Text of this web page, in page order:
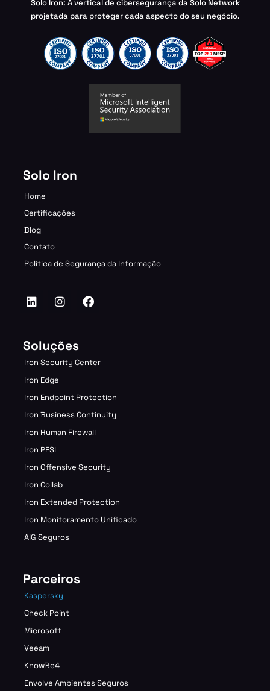
Solo Iron: A vertical de cibersegurança da Solo Network
projetada para proteger cada aspecto do seu negócio.
Solo Iron
Home
Certificações
Blog
Contato
Política de Segurança da Informação
Soluções
Iron Security Center
Iron Edge
Iron Endpoint Protection
Iron Business Continuity
Iron Human Firewall
Iron PESI
Iron Offensive Security
Iron Collab
Iron Extended Protection
Iron Monitoramento Unificado
AIG Seguros
Parceiros
Kaspersky
Check Point
Microsoft
Veeam
KnowBe4
Envolve Ambientes Seguros